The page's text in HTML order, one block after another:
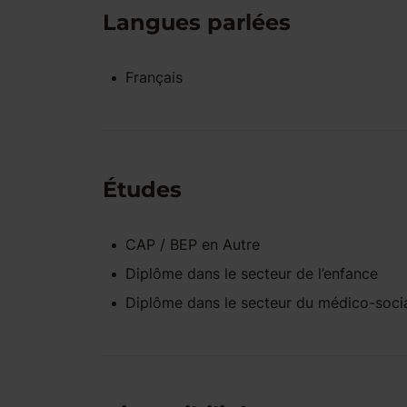
Langues parlées
Français
Études
CAP / BEP en Autre
Diplôme dans le secteur de l’enfance
Diplôme dans le secteur du médico-